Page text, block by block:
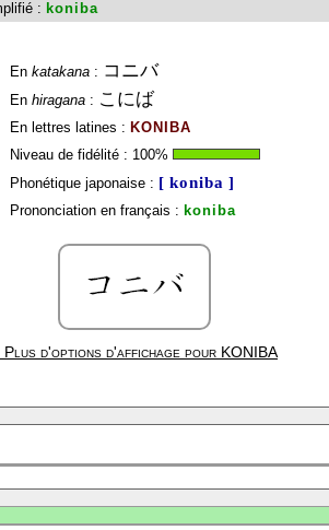
: koniba
En katakana: コニバ
En hiragana: こにば
En lettres latines : KONIBA
Niveau de fidélité : 100%
Phonétique japonaise : [ koniba ]
Prononciation en français : koniba
Plus d'options d'affichage pour KONIBA